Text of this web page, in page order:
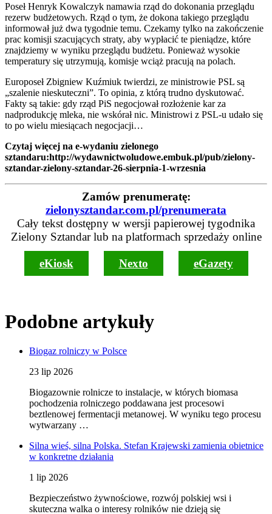
Poseł Henryk Kowalczyk namawia rząd do dokonania przeglądu
rezerw budżetowych. Rząd o tym, że dokona takiego przeglądu
informował już dwa tygodnie temu. Czekamy tylko na zakończenie
prac komisji szacujących straty, aby wypłacić te pieniądze, które
znajdziemy w wyniku przeglądu budżetu. Ponieważ wysokie
temperatury się utrzymują, komisje wciąż pracują na polach.
Europoseł Zbigniew Kuźmiuk twierdzi, ze ministrowie PSL są
„szalenie nieskuteczni”. To opinia, z którą trudno dyskutować.
Fakty są takie: gdy rząd PiS negocjował rozłożenie kar za
nadprodukcję mleka, nie wskórał nic. Ministrowi z PSL-u udało się
to po wielu miesiącach negocjacji…
Czytaj więcej na e-wydaniu zielonego
sztandaru:http://wydawnictwoludowe.embuk.pl/pub/zielony-
sztandar-zielony-sztandar-26-sierpnia-1-wrzesnia
Zamów prenumeratę:
zielonysztandar.com.pl/prenumerata
Cały tekst dostępny w wersji papierowej tygodnika
Zielony Sztandar lub na platformach sprzedaży online
eKiosk Nexto eGazety
Podobne artykuły
Biogaz rolniczy w Polsce
23 lip 2026
Biogazownie rolnicze to instalacje, w których biomasa
pochodzenia rolniczego poddawana jest procesowi
beztlenowej fermentacji metanowej. W wyniku tego procesu
wytwarzany …
Silna wieś, silna Polska. Stefan Krajewski zamienia obietnice
w konkretne działania
1 lip 2026
Bezpieczeństwo żywnościowe, rozwój polskiej wsi i
skuteczna walka o interesy rolników nie dzieją się